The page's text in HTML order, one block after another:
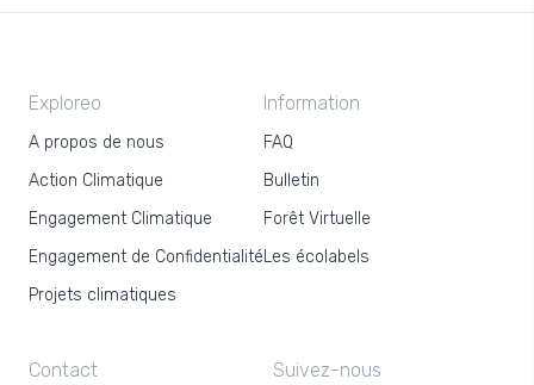
Exploreo
A propos de nous
Action Climatique
Engagement Climatique
Engagement de Confidentialité
Projets climatiques
Information
FAQ
Bulletin
Forêt Virtuelle
Les écolabels
Contact Suivez-nous